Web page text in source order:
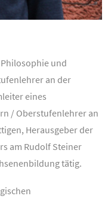
und
an der
eines
/ Oberstufenlehrer an
Herausgeber der
am Rudolf Steiner
tätig.